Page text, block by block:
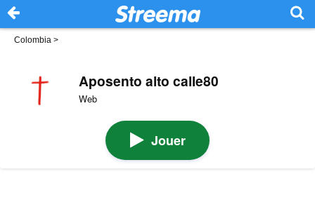
Colombia >
Aposento alto calle80
Web
Jouer